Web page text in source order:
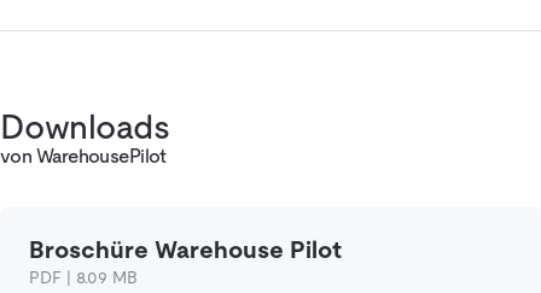
Downloads
von WarehousePilot
Broschüre Warehouse Pilot
PDF | 8.09 MB